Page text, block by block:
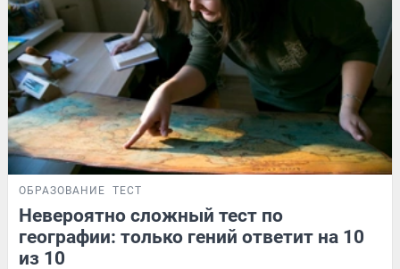
ОБРАЗОВАНИЕ ТЕСТ
Невероятно сложный тест по
географии: только гений ответит на 10
из 10